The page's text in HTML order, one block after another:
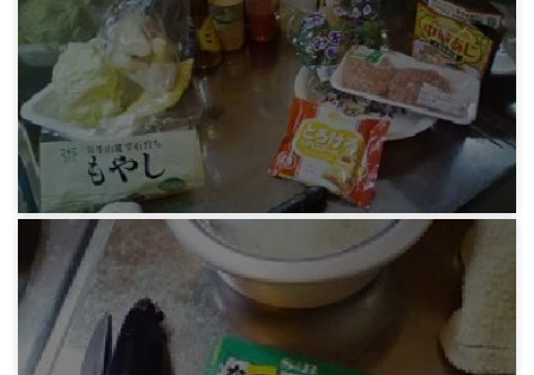
民主制と共和制の違い
13 years ago
緑さんの調理実習ピー肉